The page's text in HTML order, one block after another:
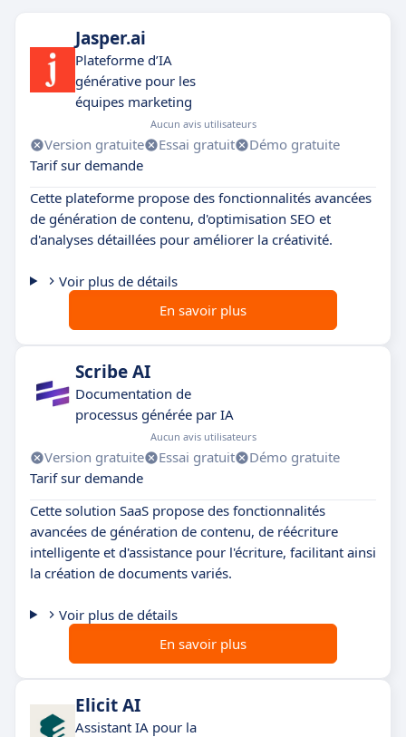
Jasper.ai
Plateforme d’IA
générative pour les
équipes marketing
Aucun avis utilisateurs
Version gratuite Essai gratuit
Démo gratuite
Tarif sur demande
Cette plateforme propose des fonctionnalités avancées
de génération de contenu, d'optimisation SEO et
d'analyses détaillées pour améliorer la créativité.
Voir plus de détails
En savoir plus
Scribe AI
Documentation de
processus générée par IA
Aucun avis utilisateurs
Version gratuite Essai gratuit
Démo gratuite
Tarif sur demande
Cette solution SaaS propose des fonctionnalités
avancées de génération de contenu, de réécriture
intelligente et d'assistance pour l'écriture, facilitant ainsi
la création de documents variés.
Voir plus de détails
En savoir plus
Elicit AI
Assistant IA pour la